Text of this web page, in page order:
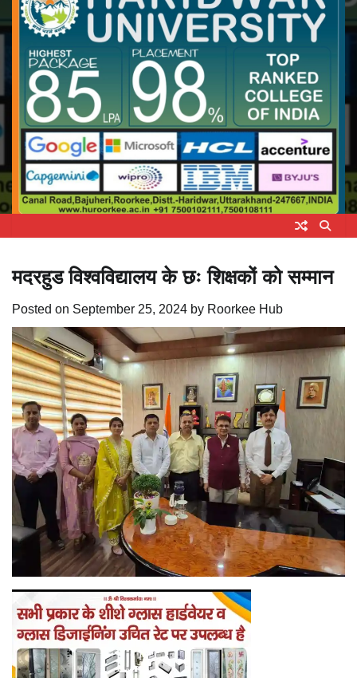
मदरहुड विश्वविद्यालय के छः शिक्षकों को सम्मान
Posted on September 25, 2024 by Roorkee Hub